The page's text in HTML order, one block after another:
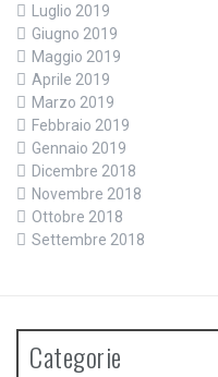
Luglio 2019
Giugno 2019
Maggio 2019
Aprile 2019
Marzo 2019
Febbraio 2019
Gennaio 2019
Dicembre 2018
Novembre 2018
Ottobre 2018
Settembre 2018
Categorie